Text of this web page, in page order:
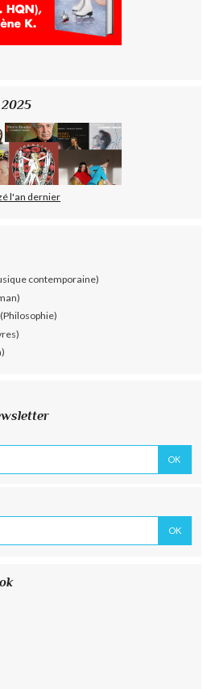
2025
l'an dernier
contemporaine)